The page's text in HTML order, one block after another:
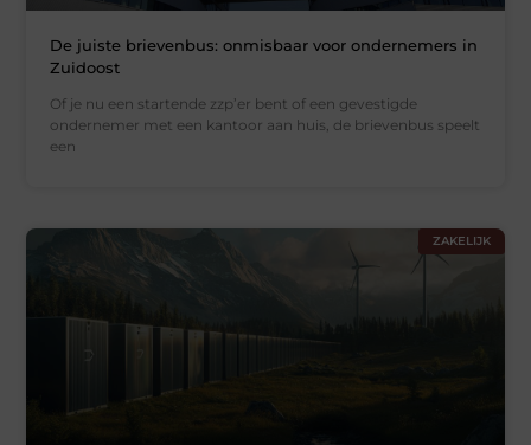
De juiste brievenbus: onmisbaar voor ondernemers in
Zuidoost
Of je nu een startende zzp’er bent of een gevestigde
ondernemer met een kantoor aan huis, de brievenbus speelt
een
ZAKELIJK